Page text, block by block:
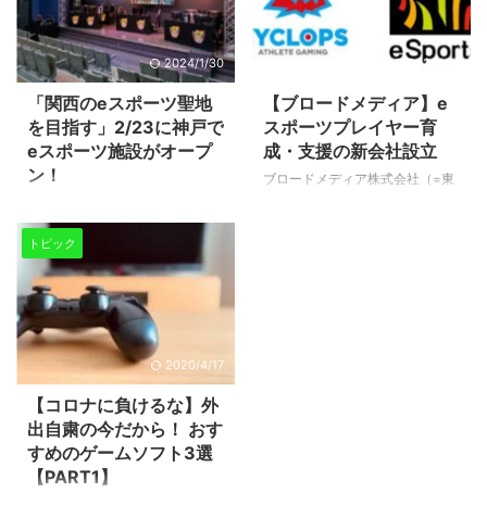
ーわーるどが大阪府吹田市
EXPOCITY内にて2020年3月1日
(日)にオープン予定！ 施設の特
徴 海外でも有名なeスポーツ施設
をしのぐ敷地を有する、日本最大
のゲーム/eスポーツ専用施設！
年齢性別問わず知的好奇心をくす
ぐる体験ができることでしょう。
REDEEにはゲームを「学ぶ」
掛けが ...
ォームとして国内リリースが発表
された【PLAYHERA】（プレイ
ヘラ）。 これはゲーム動画配信
「OPENREC.tv」、国内最大級の
eスポーツイベント「RAGE」を
運営する株式会社CyberZが
RIZeSTと共同で満を持して開始
したサービスです。 わかってい
2024/1/30
「関西のeスポーツ聖地
を目指す」2/23に神戸で
eスポーツ施設がオープ
ン！
店を展開する上新電機株式会社
が、兵庫県神戸市でeスポーツ施
設をオープンするという情報が入
ってきました。 2月23日（日）か
ら、ジョーシン三宮1ばん館9階に
「eスポーツアリーナ三宮」とい
う施設名でオープン予定。 この
施設はeスポーツのプロチーム
「SIRIUS GAMING(シリウスゲー
ミング)」のホームとなり、チー
ムが自ら運営を担当するそうで
す。客席数170席・面積173㎡
と、西日本最大級の規模（！）こ
2020/4/1
【ブロードメディア】e
スポーツプレイヤー育
成・支援の新会社設立
ブロードメディア株式会社（=東
トピック
2020/4/17
【コロナに負けるな】外
出自粛の今だから！ おす
すめのゲームソフト3選
【PART1】